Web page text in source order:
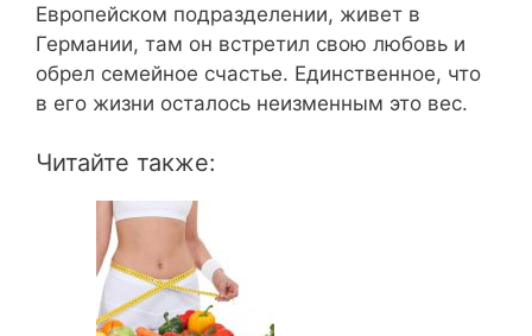
Европейском подразделении, живет в
Германии, там он встретил свою любовь и
обрел семейное счастье. Единственное, что
в его жизни осталось неизменным это вес.
Читайте также: